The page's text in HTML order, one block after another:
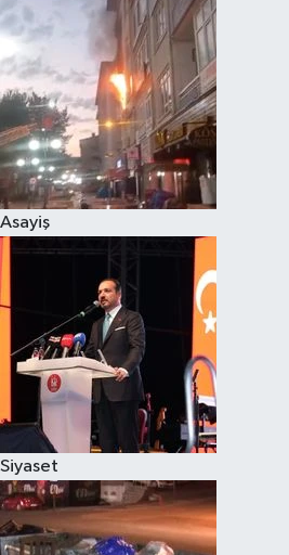
Asayiş
Siyaset
Televizyon
Yaşam-Çevre